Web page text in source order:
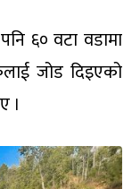
६० वटा वडामा
जोड दिइएको
।